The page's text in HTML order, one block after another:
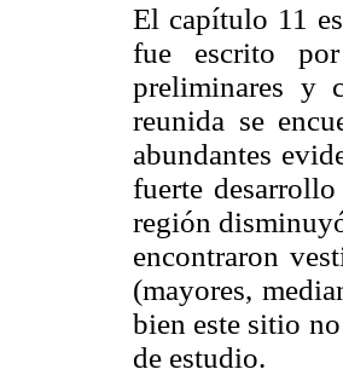
El capítulo 11
fue escrito
preliminares y
reunida se
abundantes
fuerte
región
encontraron
(mayores,
bien este sitio
de estudio.